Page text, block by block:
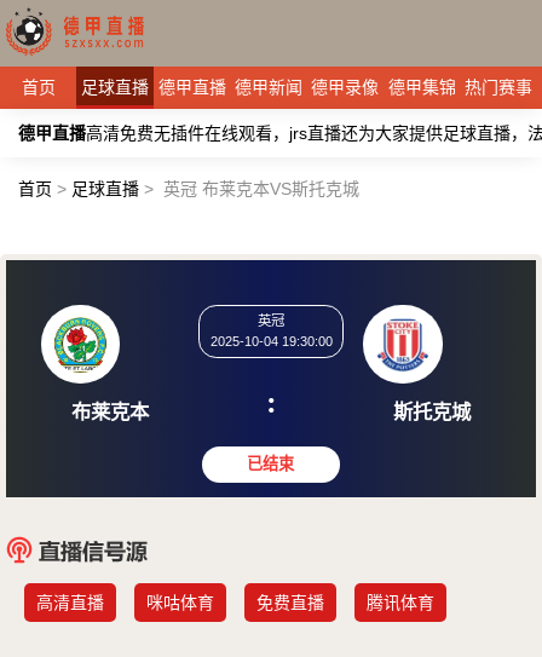
首页 足球直播 德甲直播 德甲新闻 德甲录像 德甲集锦 热门赛事
德甲直播高清免费无插件在线观看，jrs直播还为大家提供足球直播，
首页 > 足球直播 > 英冠 布莱克本VS斯托克城
布莱克本
2025-10-04 19:30:00
: 斯托
高清直播 咪咕体育 免费直播 腾讯体育